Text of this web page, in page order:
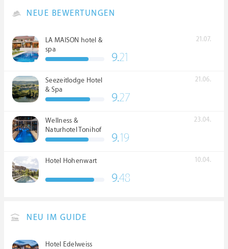
NEUE BEWERTUNGEN
LA MAISON hotel &
spa
21.07.
9.21
Seezeitlodge Hotel
& Spa
21.06.
9.27
Wellness &
Naturhotel Tonihof
****S
23.04.
9.19
Hotel Hohenwart 10.04.
9.48
NEU IM GUIDE
Hotel Edelweiss